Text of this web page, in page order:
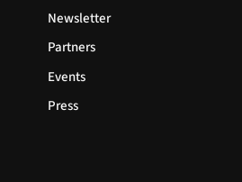
Newsletter
Partners
Events
Press